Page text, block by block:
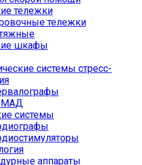
тележки
тележки
шкафы
системы стресс-
системы
аппараты